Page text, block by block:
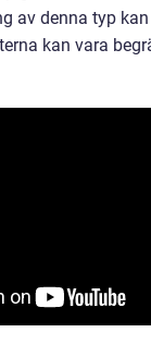
av denna typ
kan vara